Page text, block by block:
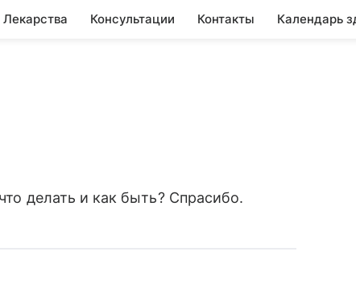
Лекарства Консультации Контакты Календарь
делать и как быть? Спрасибо.